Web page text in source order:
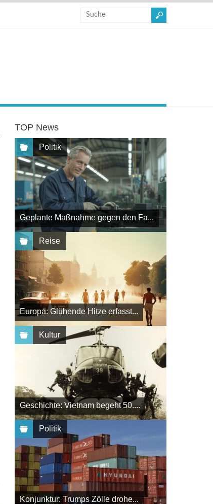
TOP News
Politik
Geplante Maßnahme gegen den Fa...
Reise
Europa: Glühende Hitze erfasst...
Kultur
Geschichte: Vietnam begeht 50....
Politik
Konjunktur: Trumps Zölle drohe...